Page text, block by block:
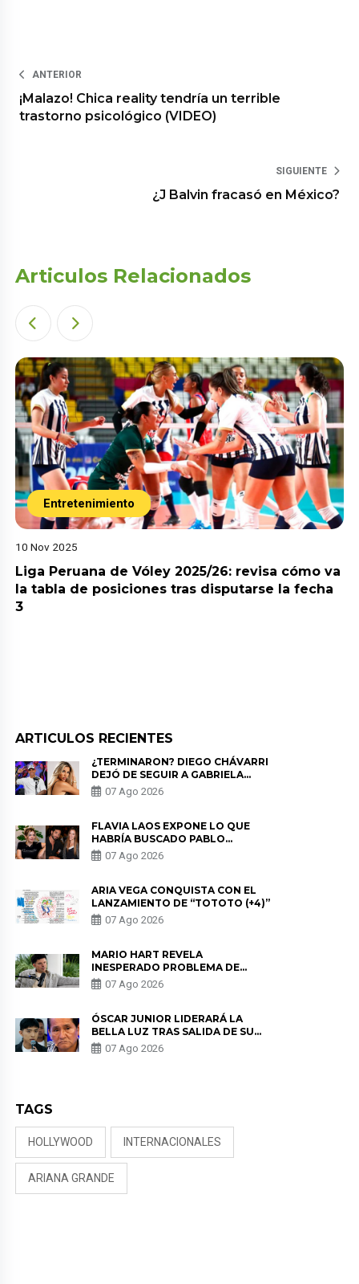
ANTERIOR
¡Malazo! Chica reality tendría un terrible
trastorno psicológico (VIDEO)
SIGUIENTE
¿J Balvin fracasó en México?
Articulos Relacionados
Entretenimiento
10 Nov 2025
Liga Peruana de Vóley 2025/26: revisa cómo va
la tabla de posiciones tras disputarse la fecha
3
ARTICULOS RECIENTES
¿TERMINARON? DIEGO CHÁVARRI
DEJÓ DE SEGUIR A GABRIELA
HERRERA Y ANUNCIA SU SALIDA
DE PÓDCAST
07 Ago 2026
FLAVIA LAOS EXPONE LO QUE
HABRÍA BUSCADO PABLO
HEREDIA CON ALE FULLER: “UNA
DE LAS PARTES QUERÍA EL
07 Ago 2026
ARIA VEGA CONQUISTA CON EL
LANZAMIENTO DE “TOTOTO (+4)”
07 Ago 2026
MARIO HART REVELA
INESPERADO PROBLEMA DE
SALUD ANTES DE SEPARARSE DE
KORINA: “ME ENCONTRARON UN
07 Ago 2026
ÓSCAR JUNIOR LIDERARÁ LA
BELLA LUZ TRAS SALIDA DE SU
PADRE POR POLÉMICA CON
NALDY SALDAÑA
07 Ago 2026
TAGS
HOLLYWOOD INTERNACIONALES
ARIANA GRANDE